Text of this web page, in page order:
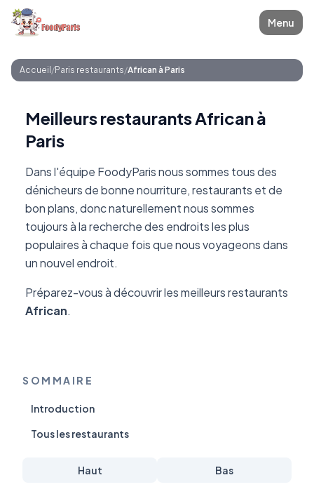
Menu
Accueil /Paris restaurants/African à Paris
Meilleurs restaurants African à
Paris
Dans l'équipe FoodyParis nous sommes tous des
dénicheurs de bonne nourriture, restaurants et de
bon plans, donc naturellement nous sommes
toujours à la recherche des endroits les plus
populaires à chaque fois que nous voyageons dans
un nouvel endroit.
Préparez-vous à découvrir les meilleurs restaurants
African.
SOMMAIRE
Introduction
Tous les restaurants
Haut Bas